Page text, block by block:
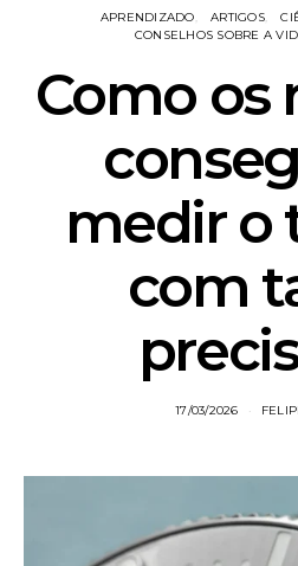
APRENDIZADO ARTIGOS
CONSELHOS SOBRE A
Como os
medir o
com
17/03/2026